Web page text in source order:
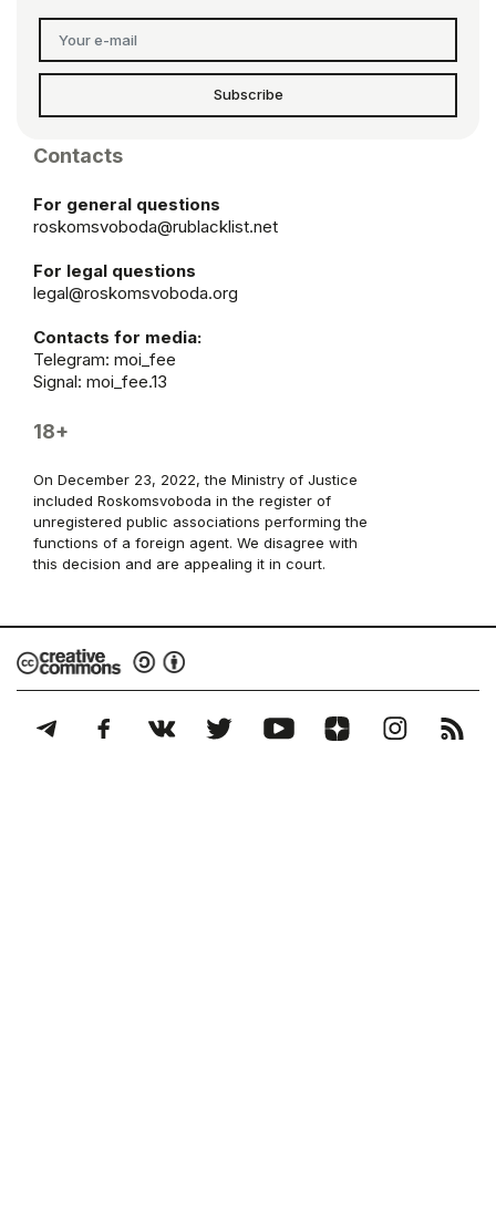
Subscribe
Contacts
For general questions
roskomsvoboda@rublacklist.net
For legal questions
legal@roskomsvoboda.org
Contacts for media:
Telegram: moi_fee
Signal: moi_fee.13
18+
On December 23, 2022, the Ministry of Justice
included Roskomsvoboda in the register of
unregistered public associations performing the
functions of a foreign agent. We disagree with
this decision and are appealing it in court.